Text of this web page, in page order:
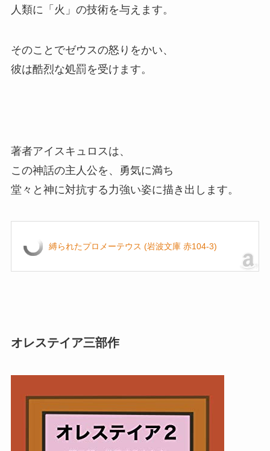
人類に「火」の技術を与えます。
そのことでゼウスの怒りをかい、
彼は酷烈な処罰を受けます。
著者アイスキュロスは、
この神話の主人公を、勇気に満ち
堂々と神に対抗する力強い姿に描き出します。
縛られたプロメーテウス (岩波文庫 赤104-3)
オレステイア三部作